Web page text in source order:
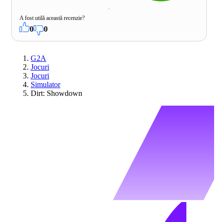
A fost utilă această recenzie?
0 0
G2A
Jocuri
Jocuri
Simulator
Dirt: Showdown